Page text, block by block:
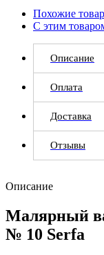
Похожие
С этим
Описание
Оплата
Доставка
Отзывы
Описание
Малярный
№ 10 Serfa